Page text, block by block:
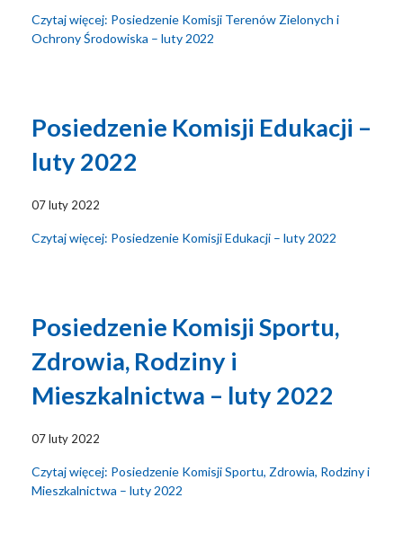
Czytaj więcej: Posiedzenie Komisji Terenów Zielonych i
Ochrony Środowiska – luty 2022
Posiedzenie Komisji Edukacji –
luty 2022
07 luty 2022
Czytaj więcej: Posiedzenie Komisji Edukacji – luty 2022
Posiedzenie Komisji Sportu,
Zdrowia, Rodziny i
Mieszkalnictwa – luty 2022
07 luty 2022
Czytaj więcej: Posiedzenie Komisji Sportu, Zdrowia, Rodziny i
Mieszkalnictwa – luty 2022